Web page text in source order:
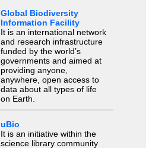
Global Biodiversity
Information Facility
It is an international network
and research infrastructure
funded by the world’s
governments and aimed at
providing anyone,
anywhere, open access to
data about all types of life
on Earth.
uBio
It is an initiative within the
science library community